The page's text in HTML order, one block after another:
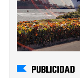
PUBLICIDAD